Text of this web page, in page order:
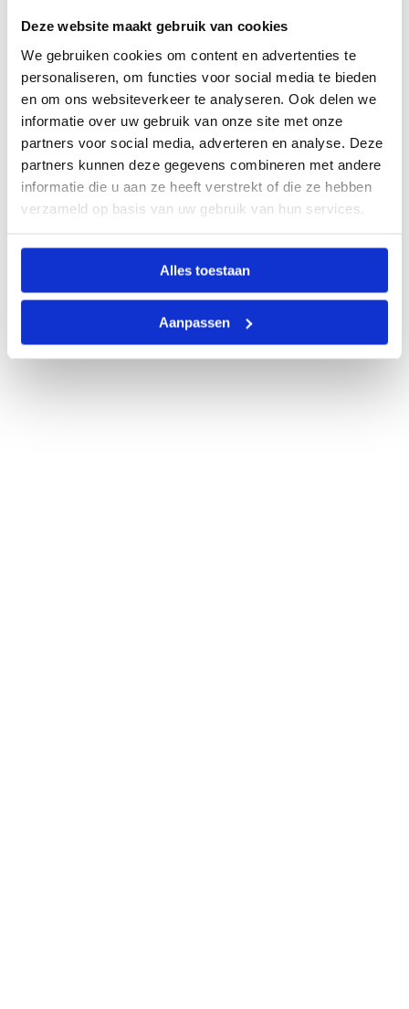
Deze website maakt gebruik van cookies
We gebruiken cookies om content en advertenties te
personaliseren, om functies voor social media te bieden
en om ons websiteverkeer te analyseren. Ook delen we
informatie over uw gebruik van onze site met onze
partners voor social media, adverteren en analyse. Deze
partners kunnen deze gegevens combineren met andere
informatie die u aan ze heeft verstrekt of die ze hebben
verzameld op basis van uw gebruik van hun services.
Alles toestaan
Aanpassen